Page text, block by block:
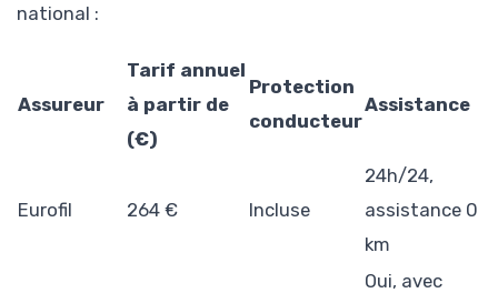
national :
Assureur
Tarif annuel
à partir de
(€)
Protection
conducteur
Assistance
Eurofil 264 € Incluse
24h/24,
assistance 0
km
Oui, avec